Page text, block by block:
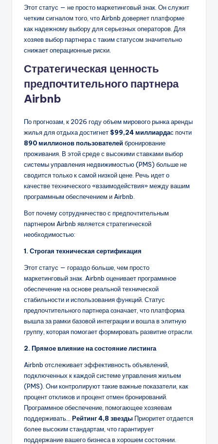
Этот статус — не просто маркетинговый знак. Он служит
четким сигналом того, что Airbnb доверяет платформе
как надежному выбору для серьезных операторов. Для
хозяев выбор партнера с таким статусом значительно
снижает операционные риски.
Стратегическая ценность
предпочтительного партнера
Airbnb
По прогнозам, к 2026 году объем мирового рынка аренды
жилья для отдыха достигнет $99,24 миллиардас почти
890 миллионов пользователейбронирование
проживания. В этой среде с высокими ставками выбор
системы управления недвижимостью (PMS) больше не
сводится только к самой низкой цене. Речь идет о
качестве технического «взаимодействия» между вашим
программным обеспечением и Airbnb.
Вот почему сотрудничество с предпочтительным
партнером Airbnb является стратегической
необходимостью:
1. Строгая техническая сертификация
Этот статус — гораздо больше, чем просто
маркетинговый знак. Airbnb оценивает программное
обеспечение на основе реальной технической
стабильности и использования функций. Статус
предпочтительного партнера означает, что платформа
вышла за рамки базовой интеграции и вошла в элитную
группу, которая помогает формировать развитие отрасли.
2. Прямое влияние на состояние листинга
Airbnb отслеживает эффективность объявлений,
подключенных к каждой системе управления жильем
(PMS). Они контролируют такие важные показатели, как
процент откликов и процент отмен бронирований.
Программное обеспечение, помогающее хозяевам
поддерживать... Рейтинг 4,8 звезды Приоритет отдается
более высоким стандартам, что гарантирует
поддержание вашего бизнеса в хорошем состоянии.